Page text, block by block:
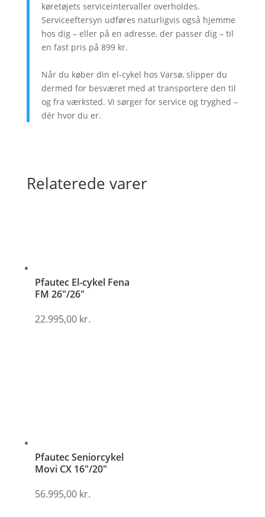
køretøjets serviceintervaller overholdes.
Serviceeftersyn udføres naturligvis også hjemme
hos dig – eller på en adresse, der passer dig – til
en fast pris på 899 kr.
Når du køber din el-cykel hos Varsø, slipper du
dermed for besværet med at transportere den til
og fra værksted. Vi sørger for service og tryghed –
dér hvor du er.
Relaterede varer
Pfautec El-cykel Fena
FM 26″/26″
22.995,00 kr.
Pfautec Seniorcykel
Movi CX 16″/20″
56.995,00 kr.